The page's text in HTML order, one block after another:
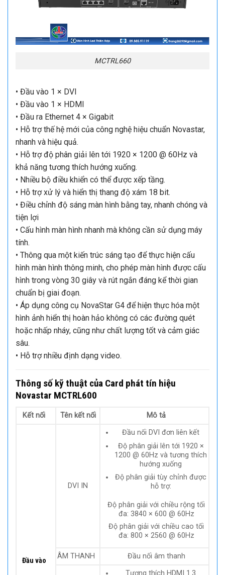
MCTRL660
• Đầu vào 1 × DVI
• Đầu vào 1 × HDMI
• Đầu ra Ethernet 4 × Gigabit
• Hỗ trợ thế hệ mới của công nghệ hiệu chuẩn Novastar,
nhanh và hiệu quả.
• Hỗ trợ độ phân giải lên tới 1920 × 1200 @ 60Hz và
khả năng tương thích hướng xuống.
• Nhiều bộ điều khiển có thể được xếp tầng.
• Hỗ trợ xử lý và hiển thị thang độ xám 18 bit.
• Điều chỉnh độ sáng màn hình bằng tay, nhanh chóng và
tiện lợi
• Cấu hình màn hình nhanh mà không cần sử dụng máy
tính.
• Thông qua một kiến trúc sáng tạo để thực hiện cấu
hình màn hình thông minh, cho phép màn hình được cấu
hình trong vòng 30 giây và rút ngắn đáng kể thời gian
chuẩn bị giai đoạn.
• Áp dụng công cụ NovaStar G4 để hiện thực hóa một
hình ảnh hiển thị hoàn hảo không có các đường quét
hoặc nhấp nháy, cũng như chất lượng tốt và cảm giác
sâu.
• Hỗ trợ nhiều định dạng video.
Thông số kỹ thuật của Card phát tín hiệu
Novastar MCTRL600
Kết nối Tên kết nối Mô tả
Đầu vào
DVI IN
Đầu nối DVI đơn liên kết
Độ phân giải lên tới 1920 ×
1200 @ 60Hz và tương thích
hướng xuống
Độ phân giải tùy chỉnh được
hỗ trợ:
Độ phân giải với chiều rộng tối
đa: 3840 × 600 @ 60Hz
Độ phân giải với chiều cao tối
đa: 800 × 2560 @ 60Hz
ÂM THANH
Đầu nối âm thanh
Tương thích HDMI 1.3